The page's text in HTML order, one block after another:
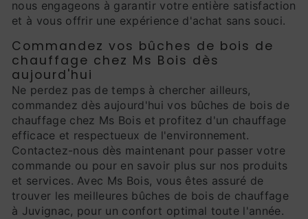
nous engageons à garantir votre entière satisfaction
et à vous offrir une expérience d'achat sans souci.
Commandez vos bûches de bois de
chauffage chez Ms Bois dès
aujourd'hui
Ne perdez pas de temps à chercher ailleurs,
commandez dès aujourd'hui vos bûches de bois de
chauffage chez Ms Bois et profitez d'un chauffage
efficace et respectueux de l'environnement.
Contactez-nous dès maintenant pour passer votre
commande ou pour en savoir plus sur nos produits
et services. Avec Ms Bois, vous êtes assuré de
trouver les meilleures bûches de bois de chauffage
à Juvignac, pour un confort optimal toute l'année.